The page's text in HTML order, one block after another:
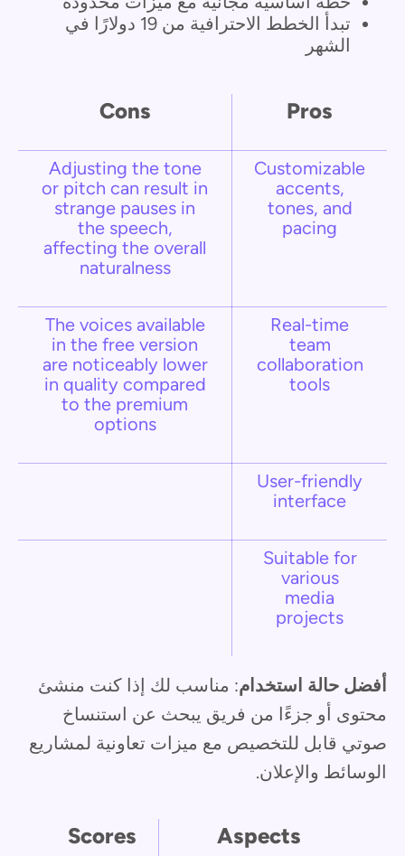
تبدأ الخطط الاحترافية من 19 دولارًا في
الشهر
Pros
Cons
Customizable
accents,
tones, and
pacing
Adjusting the tone
or pitch can result in
strange pauses in
the speech,
affecting the overall
naturalness
Real-time
team
collaboration
tools
The voices available
in the free version
are noticeably lower
in quality compared
to the premium
options​
User-friendly
interface
Suitable for
various
media
projects
أفضل حالة استخدام: مناسب لك إذا كنت منشئ
محتوى أو جزءًا من فريق يبحث عن استنساخ
صوتي قابل للتخصيص مع ميزات تعاونية لمشاريع
الوسائط والإعلان.
Aspects
Scores